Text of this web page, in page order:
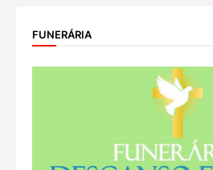
FUNERÁRIA